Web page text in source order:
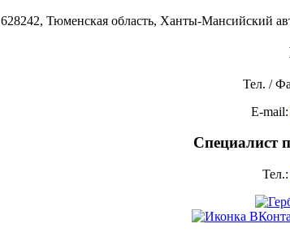
628242, Тюменская область, Ханты-Мансийский
Тел. /
E-mail:
Специалист
Тел.: